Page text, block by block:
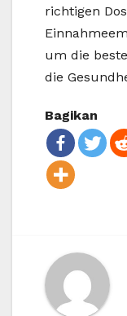
richtigen
um die
die
Bagikan